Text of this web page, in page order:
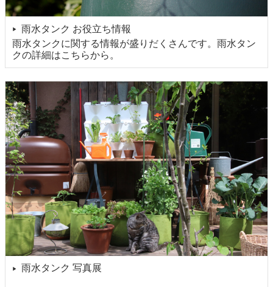
▶
雨水タンク お役立ち情報
雨水タンクに関する情報が盛りだくさんです。雨水タン
クの詳細はこちらから。
▶ 雨水タンク 写真展